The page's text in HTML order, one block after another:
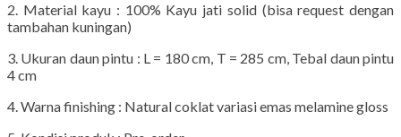
2. Material kayu : 100% Kayu jati solid (bisa request dengan
tambahan kuningan)
3. Ukuran daun pintu : L = 180 cm, T = 285 cm, Tebal daun pintu
4 cm
4. Warna finishing : Natural coklat variasi emas melamine gloss